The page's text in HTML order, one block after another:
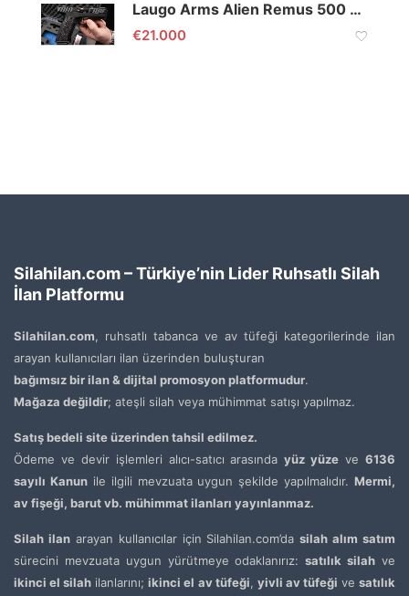
Laugo Arms Alien Remus 500 Limited Edition 9×19
€21.000
Silahilan.com – Türkiye’nin Lider Ruhsatlı Silah
İlan Platformu
Silahilan.com, ruhsatlı tabanca ve av tüfeği kategorilerinde ilan
arayan kullanıcıları ilan üzerinden buluşturan
bağımsız bir ilan & dijital promosyon platformudur.
Mağaza değildir; ateşli silah veya mühimmat satışı yapılmaz.
Satış bedeli site üzerinden tahsil edilmez.
Ödeme ve devir işlemleri alıcı-satıcı arasındayüz yüze ve6136
sayılı Kanunile ilgili mevzuata uygun şekilde yapılmalıdır. Mermi,
av fişeği, barut vb. mühimmat ilanları yayınlanmaz.
Silah ilanarayan kullanıcılar için Silahilan.com’dasilah alım satım
sürecini mevzuata uygun yürütmeye odaklanırız:satılık silah ve
ikinci el silah ilanlarını;ikinci el av tüfeği, yivli av tüfeği vesatılık